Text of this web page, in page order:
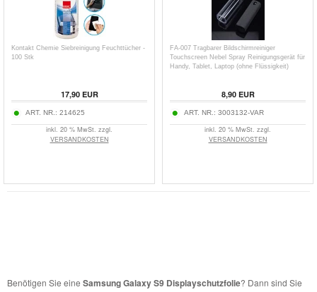
Kontakt Chemie Siebreinigung Feuchttücher -
100 Stk
17,90EUR
ART. NR.: 214625
inkl. 20 % MwSt. zzgl.
VERSANDKOSTEN
FA-007 Tragbarer Bildschirmreiniger
Touchscreen Nebel Spray Reinigungsgerät für
Handy, Tablet, Laptop (ohne Flüssigkeit)
8,90EUR
ART. NR.: 3003132-VAR
inkl. 20 % MwSt. zzgl.
VERSANDKOSTEN
Benötigen Sie eine Samsung Galaxy S9 Displayschutzfolie? Dann sind Sie